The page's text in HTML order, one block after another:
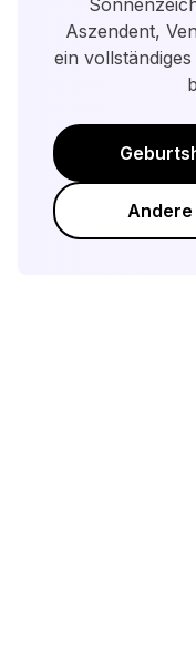
Verständnis,
Bereitschaft zu
Aszendent,
ein